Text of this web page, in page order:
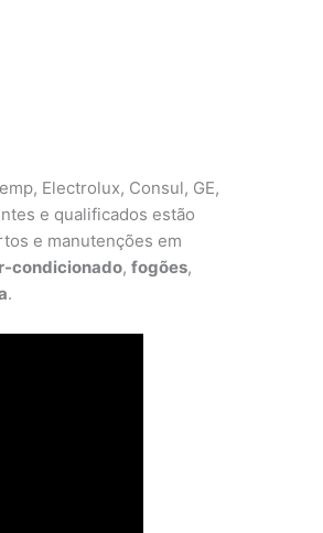
Electrolux, Consul, GE,
e qualificados estão
e manutenções em
condicionado,fogões,
.